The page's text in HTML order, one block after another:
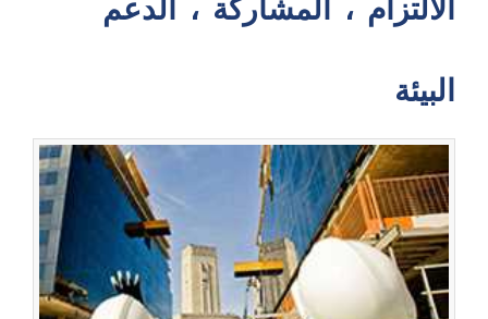
الالتزام ، المشاركة ، الدعم
البيئة